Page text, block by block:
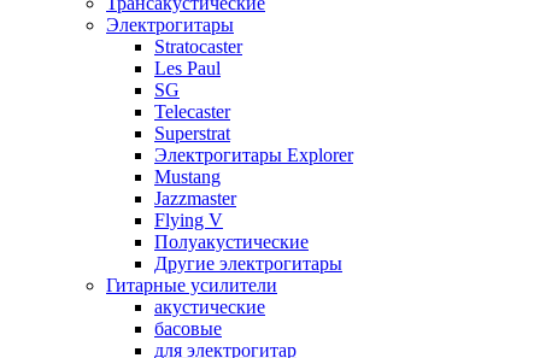
Электрогитары
Stratocaster
Les Paul
SG
Telecaster
Superstrat
Электрогитары Explorer
Mustang
Jazzmaster
Flying V
Полуакустические
Другие электрогитары
Гитарные усилители
акустические
басовые
для электрогитар